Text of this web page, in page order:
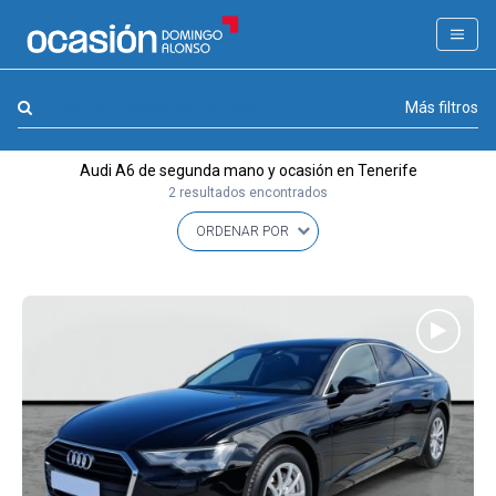
FILTROS
APPROVED
Combustible y cambio (0)
Precio y cuota (0)
Carrocería, año y Kms. (0)
Más filtros
Audi A6 de segunda mano y ocasión en Tenerife
2 resultados encontrados